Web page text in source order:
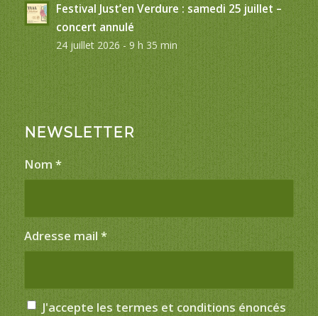
Festival Just’en Verdure : samedi 25 juillet –
concert annulé
24 juillet 2026 - 9 h 35 min
NEWSLETTER
Nom *
Adresse mail *
J'accepte les termes et conditions énoncés